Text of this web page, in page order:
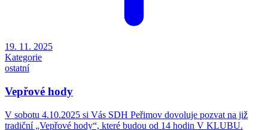
19. 11. 2025
Kategorie
ostatní
Vepřové hody
V sobotu 4.10.2025 si Vás SDH Peřimov dovoluje pozvat na již
tradiční „Vepřové hody“, které budou od 14 hodin V KLUBU.